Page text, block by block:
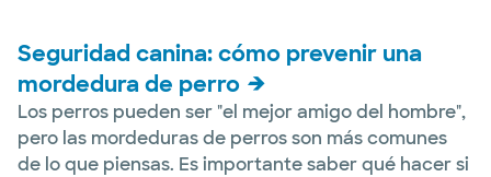
Seguridad canina: cómo prevenir una
mordedura de perro
Los perros pueden ser "el mejor amigo del hombre",
pero las mordeduras de perros son más comunes
de lo que piensas. Es importante saber qué hacer si